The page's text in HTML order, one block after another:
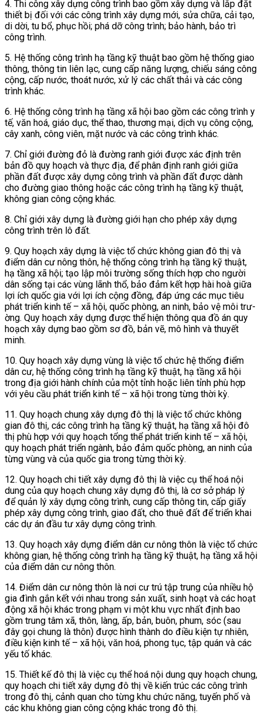
4. Thi công xây dựng công trình bao gồm xây dựng và lắp đặt
thiết bị đối với các công trình xây dựng mới, sửa chữa, cải tạo,
di dời, tu bổ, phục hồi; phá dỡ công trình; bảo hành, bảo trì
công trình.
5. Hệ thống công trình hạ tầng kỹ thuật bao gồm hệ thống giao
thông, thông tin liên lạc, cung cấp năng lượng, chiếu sáng công
cộng, cấp nước, thoát nước, xử lý các chất thải và các công
trình khác.
6. Hệ thống công trình hạ tầng xã hội bao gồm các công trình y
tế, văn hoá, giáo dục, thể thao, thương mại, dịch vụ công cộng,
cây xanh, công viên, mặt nước và các công trình khác.
7. Chỉ giới đường đỏ là đường ranh giới được xác định trên
bản đồ quy hoạch và thực địa, để phân định ranh giới giữa
phần đất được xây dựng công trình và phần đất được dành
cho đường giao thông hoặc các công trình hạ tầng kỹ thuật,
không gian công cộng khác.
8. Chỉ giới xây dựng là đường giới hạn cho phép xây dựng
công trình trên lô đất.
9. Quy hoạch xây dựng là việc tổ chức không gian đô thị và
điểm dân cư­ nông thôn, hệ thống công trình hạ tầng kỹ thuật,
hạ tầng xã hội; tạo lập môi trường sống thích hợp cho người
dân sống tại các vùng lãnh thổ, bảo đảm kết hợp hài hoà giữa
lợi ích quốc gia với lợi ích cộng đồng­, đáp ứng các mục tiêu
phát triển kinh tế – xã hội, quốc phòng, an ninh, bảo vệ môi trư­
ờng. Quy hoạch xây dựng được thể hiện thông qua đồ án quy
hoạch xây dựng bao gồm sơ đồ, bản vẽ, mô hình và thuyết
minh.
10. Quy hoạch xây dựng vùng là việc tổ chức hệ thống điểm
dân cư, hệ thống công trình hạ tầng kỹ thuật, hạ tầng xã hội
trong địa giới hành chính của một tỉnh hoặc liên tỉnh phù hợp
với yêu cầu phát triển kinh tế – xã hội trong từng thời kỳ.
11. Quy hoạch chung xây dựng đô thị là việc tổ chức không
gian đô thị, các công trình hạ tầng kỹ thuật, hạ tầng xã hội đô
thị phù hợp với quy hoạch tổng thể phát triển kinh tế – xã hội,
quy hoạch phát triển ngành, bảo đảm quốc phòng, an ninh của
từng vùng và của quốc gia trong từng thời kỳ.
12. Quy hoạch chi tiết xây dựng đô thị là việc cụ thể hoá nội
dung của quy hoạch chung xây dựng đô thị, là cơ sở pháp lý
để quản lý xây dựng công trình, cung cấp thông tin, cấp giấy
phép xây dựng công trình, giao đất, cho thuê đất để triển khai
các dự án đầu tư xây dựng công trình.
13. Quy hoạch xây dựng điểm dân c­ư nông thôn là việc tổ chức
không gian, hệ thống công trình hạ tầng kỹ thuật, hạ tầng xã hội
của điểm dân cư nông thôn.
14. Điểm dân cư nông thôn là nơi cư trú tập trung của nhiều hộ
gia đình gắn kết với nhau trong sản xuất, sinh hoạt và các hoạt
động xã hội khác trong phạm vi một khu vực nhất định bao
gồm trung tâm xã, thôn, làng, ấp, bản, buôn, phum, sóc (sau
đây gọi chung là thôn) được hình thành do điều kiện tự nhiên,
điều kiện kinh tế – xã hội, văn hoá, phong tục, tập quán và các
yếu tố khác.
15. Thiết kế đô thị là việc cụ thể hoá nội dung quy hoạch chung,
quy hoạch chi tiết xây dựng đô thị về kiến trúc các công trình
trong đô thị, cảnh quan cho từng khu chức năng, tuyến phố và
các khu không gian công cộng khác trong đô thị.